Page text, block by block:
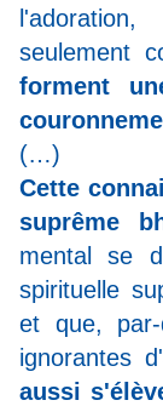
seulement
forment
(…)
Cette
suprême
mental se
spirituelle
et que,
ignorantes
aussi